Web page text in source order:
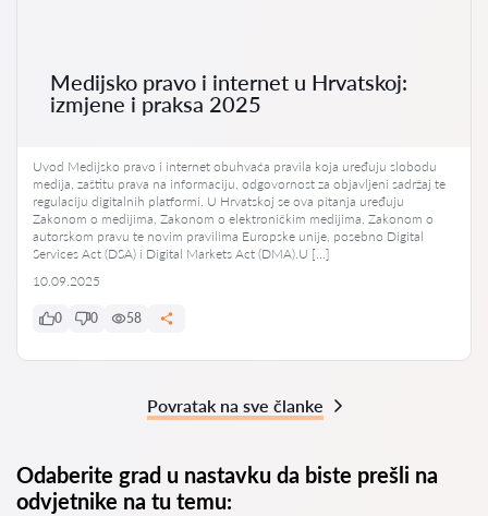
Medijsko pravo i internet u Hrvatskoj:
izmjene i praksa 2025
Uvod Medijsko pravo i internet obuhvaća pravila koja uređuju slobodu
medija, zaštitu prava na informaciju, odgovornost za objavljeni sadržaj te
regulaciju digitalnih platformi. U Hrvatskoj se ova pitanja uređuju
Zakonom o medijima, Zakonom o elektroničkim medijima, Zakonom o
autorskom pravu te novim pravilima Europske unije, posebno Digital
Services Act (DSA) i Digital Markets Act (DMA).U […]
10.09.2025
0 0 58
Povratak na sve članke
Odaberite grad u nastavku da biste prešli na
odvjetnike na tu temu: